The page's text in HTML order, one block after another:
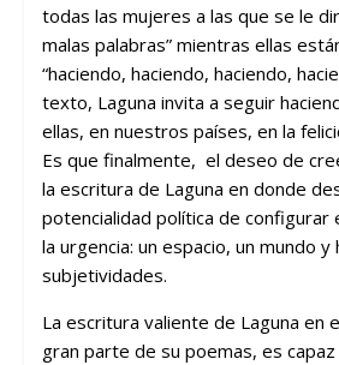
todas las mujeres a las que se le
malas palabras” mientras ellas
“haciendo, haciendo, haciendo,
texto, Laguna invita a seguir
ellas, en nuestros países, en la
Es que finalmente, el deseo de
la escritura de Laguna en donde
potencialidad política de configurar
la urgencia: un espacio, un mundo y
subjetividades.
La escritura valiente de Laguna en
gran parte de su poemas, es